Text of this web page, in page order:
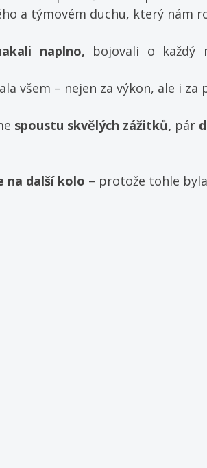
a týmovém duchu, který nám
naplno, bojovali o každý
všem – nejen za výkon, ale i
spoustu skvělých zážitků, pár
na další kolo – protože tohle